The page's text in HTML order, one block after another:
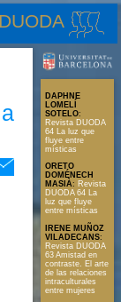
DUODA
DAPHNE
LOMELÍ
SOTELO:
Revista DUODA
64 La luz que
fluye entre
místicas
ORETO
DOMÉNECH
MASIÀ: Revista
DUODA 64 La
luz que fluye
entre místicas
IRENE MUÑOZ
VILADECANS:
Revista DUODA
63 Amistad en
contraste. El arte
de las relaciones
intraculturales
entre mujeres